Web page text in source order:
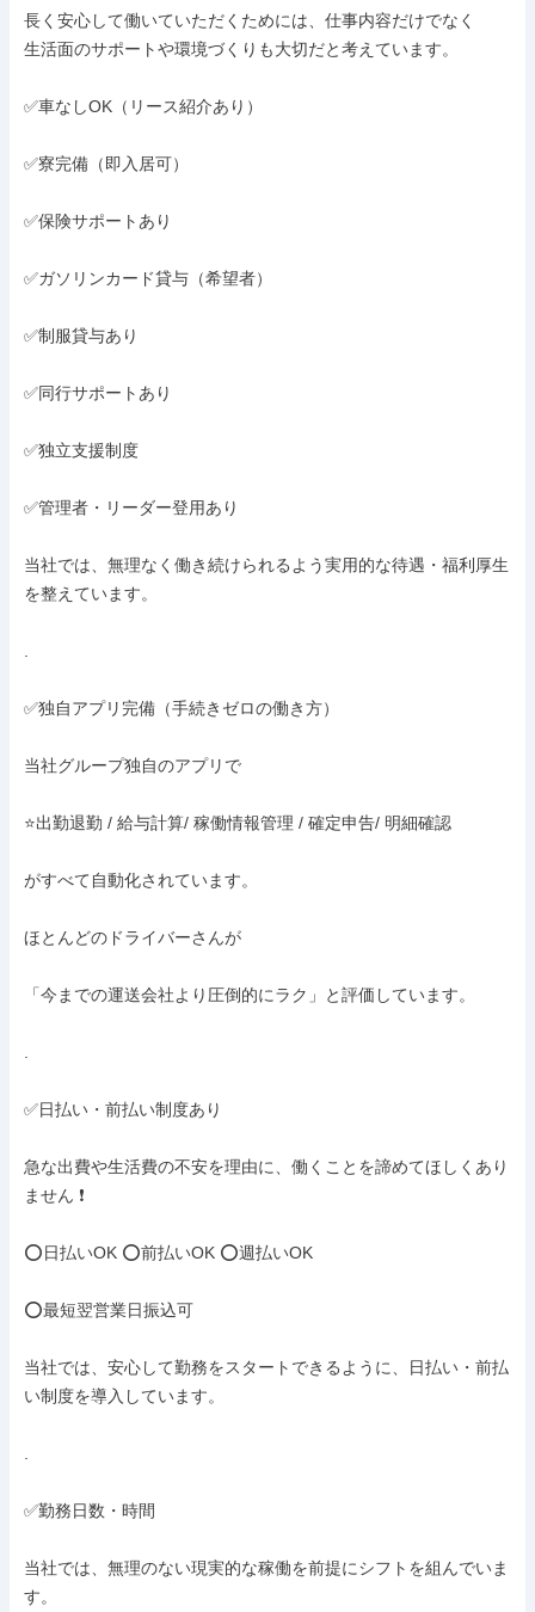
長く安心して働いていただくためには、仕事内容だけでなく
生活面のサポートや環境づくりも大切だと考えています。
✅車なしOK（リース紹介あり）
✅寮完備（即入居可）
✅保険サポートあり
✅ガソリンカード貸与（希望者）
✅制服貸与あり
✅同行サポートあり
✅独立支援制度
✅管理者・リーダー登用あり
当社では、無理なく働き続けられるよう実用的な待遇・福利厚生
を整えています。
✅独自アプリ完備（手続きゼロの働き方）
当社グループ独自のアプリで
⭐️出勤退勤 / 給与計算/ 稼働情報管理 / 確定申告/ 明細確認
がすべて自動化されています。
ほとんどのドライバーさんが
「今までの運送会社より圧倒的にラク」と評価しています。
✅日払い・前払い制度あり
急な出費や生活費の不安を理由に、働くことを諦めてほしくあり
ません ❗
⭕日払いOK ⭕前払いOK ⭕週払いOK
⭕最短翌営業日振込可
当社では、安心して勤務をスタートできるように、日払い・前払
い制度を導入しています。
✅勤務日数・時間
当社では、無理のない現実的な稼働を前提にシフトを組んでいま
す。